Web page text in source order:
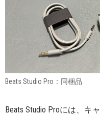
Beats Studio Pro：同梱品
Beats Studio Proには、キ